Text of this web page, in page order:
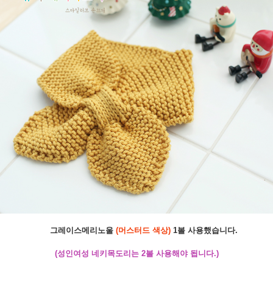
그레이스메리노울 (머스터드 색상) 1볼 사용했습니다.
(성인여성 네키목도리는 2볼 사용해야 됩니다.)